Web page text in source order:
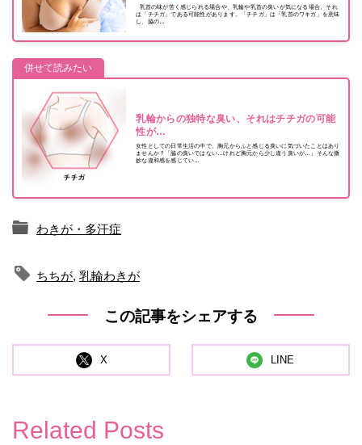
乳首の味が苦く感じられる場合や、乳輪や乳首の臭いが気になる場合、それ
は「チチガ」である可能性があります。「チチガ」は「乳首のワキガ」を意味
し、脇の…
併せて読みたい
乳輪からの独特な臭い、それはチチガの可能
性が…
女性としての日常生活の中で、胸元からふと感じる臭いに気づいたことはあり
ませんか？「脇の臭いではない…けれど胸元から少し違う臭いが…」そんな微
妙な違和感を感じてい…
わきが・多汗症
ちちが, 乳輪わきが
この記事をシェアする
X LINE
Related Posts